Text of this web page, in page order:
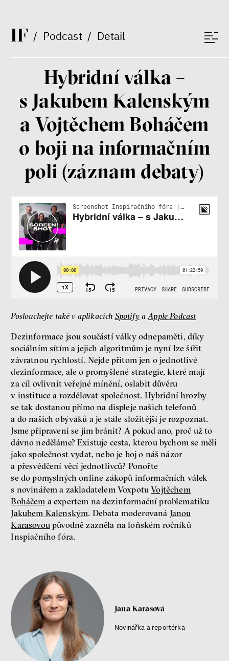
IF/ Podcast/ Detail
Filozofka
Seznamky, skinnyTok a nový
konzervatismus: mapa
Terézia Ferjančeková, Petr
Bittner
technologie
Nová pravidla – o světě
s Ondřejem Slačálkem,
Miroslavem Palanským,
Lucií Trlifajovou
a Jakubem Rákosníkem
Jakub Rákosník
Ondřej Slačálek
Miroslav Palanský
Lucie Trlifajová
Kateřina Smejkalová
Jsem radikál – Kdo je víc?
Miloš Gregor
Jan Charvát
Matouš Hrdina
radikalizace média
Hybridní válka –
s Jakubem Kalenským
a Vojtěchem Boháčem
o boji na informačním
poli (záznam debaty)
Poslouchejte také v aplikacích Spotifya Apple Podcast
Dezinformace jsou součástí války odnepaměti, díky
sociálním sítím a jejich algoritmům je nyní lze šířit
závratnou rychlostí. Nejde přitom jen o jednotlivé
dezinformace, ale o promyšlené strategie, které mají
za cíl ovlivnit veřejné mínění, oslabit důvěru
v instituce a rozdělovat společnost. Hybridní hrozby
se tak dostanou přímo na displeje našich telefonů
a do našich obýváků a je stále složitější je rozpoznat.
Jsme připraveni se jim bránit? A pokud ano, proč už to
dávno neděláme? Existuje cesta, kterou bychom se měli
jako společnost vydat, nebo je boj o náš názor
a přesvědčení věcí jednotlivců? Ponořte
se do pomyslných online zákopů informačních válek
s novinářem a zakladatelem VoxpotuVojtěchem
Boháčem a expertem na dezinformační problematiku
Jakubem Kalenským. Debata moderovaná Janou
Karasovou původně zazněla na loňském ročníků
Inspiačního fóra.
Jana Karasová
Novinářka a reportérka